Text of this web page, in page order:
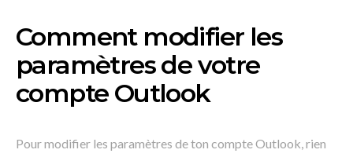
Comment modifier les
paramètres de votre
compte Outlook
Pour modifier les paramètres de ton compte Outlook, rien